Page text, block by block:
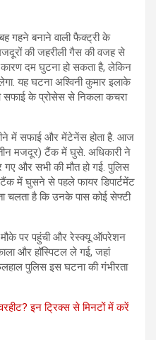
गहने बनाने वाली फैक्ट्री के
की जहरीली गैस की वजह से
कारण दम घुटना हो सकता है, लेकिन
यह घटना अश्विनी कुमार इलाके
के प्रोसेस से निकला कचरा
में सफाई और मेंटेनेंस होता है. आज
मजदूर) टैंक में घुसे. अधिकारी ने
और सभी की मौत हो गई. पुलिस
में घुसने से पहले फायर डिपार्टमेंट
चलता है कि उनके पास कोई सेफ्टी
मौके पर पहुंची और रेस्क्यू ऑपरेशन
और हॉस्पिटल ले गई, जहां
पुलिस इस घटना की गंभीरता
इन ट्रिक्स से मिनटों में करें